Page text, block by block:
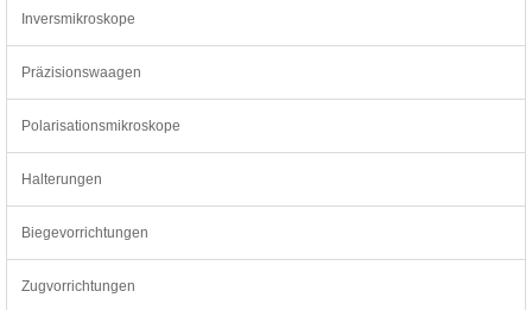
Inversmikroskope
Präzisionswaagen
Polarisationsmikroskope
Halterungen
Biegevorrichtungen
Zugvorrichtungen